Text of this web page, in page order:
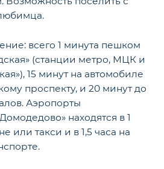
всего 1 минута пешком
(станции метро, МЦК и
15 минут на автомобиле
проспекту, и 20 минут до
Аэропорты
находятся в 1
или такси и в 1,5 часа на